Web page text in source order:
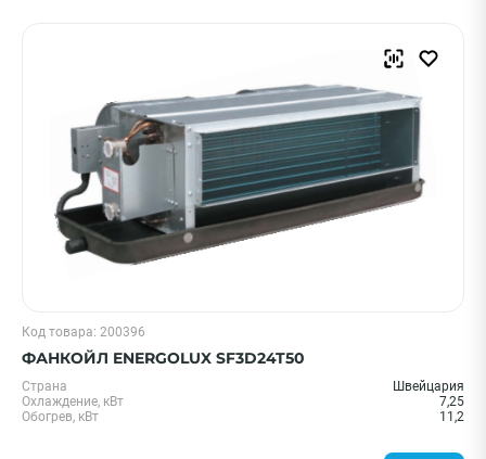
Цена 0 - 2000000 ₽
Бренд
Royal Clima
Shuft
Код товара: 200396
ФАНКОЙЛ ENERGOLUX SF3D24T50
Страна
Швейцария
Охлаждение, кВт
7,25
Обогрев, кВт
11,2